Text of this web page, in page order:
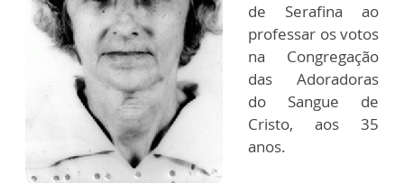
de Serafina ao
professar os votos
na Congregação
das Adoradoras
do Sangue de
Cristo, aos 35
anos.